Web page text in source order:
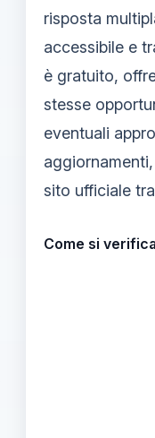
risposta
accessibile e
è gratuito,
stesse
eventuali
sito ufficiale
Come si